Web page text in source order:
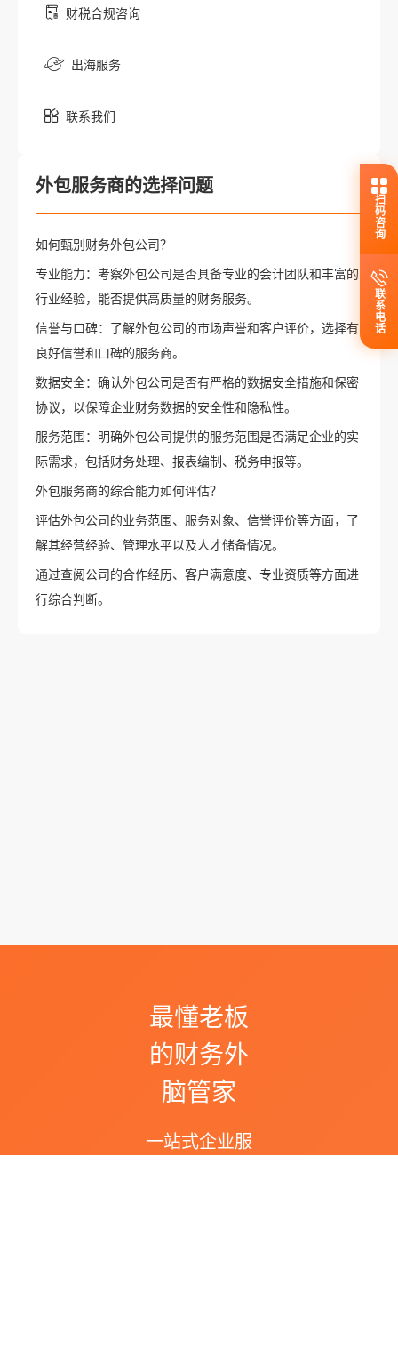
财税合规咨询
出海服务
联系我们
外包服务商的选择问题
如何甄别财务外包公司？
专业能力：考察外包公司是否具备专业的会计团队和丰富的
行业经验，能否提供高质量的财务服务。
信誉与口碑：了解外包公司的市场声誉和客户评价，选择有
良好信誉和口碑的服务商。
数据安全：确认外包公司是否有严格的数据安全措施和保密
协议，以保障企业财务数据的安全性和隐私性。
服务范围：明确外包公司提供的服务范围是否满足企业的实
际需求，包括财务处理、报表编制、税务申报等。
外包服务商的综合能力如何评估？
评估外包公司的业务范围、服务对象、信誉评价等方面，了
解其经营经验、管理水平以及人才储备情况。
通过查阅公司的合作经历、客户满意度、专业资质等方面进
行综合判断。
最懂老板
的财务外
脑管家
一站式企业服
扫码咨询
联系电话